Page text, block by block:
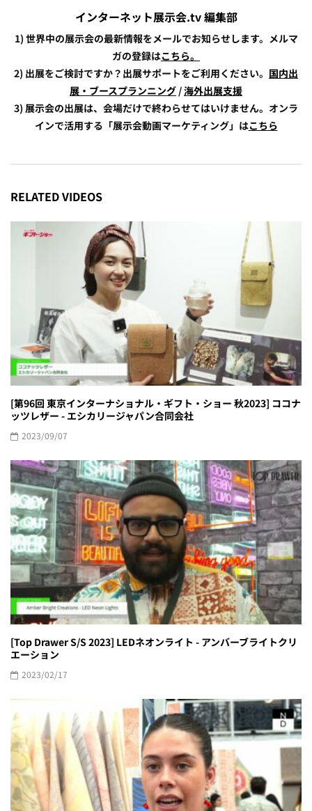
インターネット展示会.tv 編集部
1) 世界中の展示会の最新情報をメールでお知らせします。メルマ
ガの登録はこちら。
2) 出展をご検討ですか？出展サポートをご利用ください。 国内出
展・ブースプランニング /海外出展支援
3) 展示会の出展は、会場だけで終わらせてはいけません。オンラ
インで活用する「展示会動画マーケティング」はこちら
RELATED VIDEOS
[第96回 東京インターナショナル・ギフト・ショー 秋2023] ココナ
ッツレザー - エシカリージャパン合同会社
2023/09/07
[Top Drawer S/S 2023] LEDネオンライト - アンバーブライトクリ
エーション
2023/02/17